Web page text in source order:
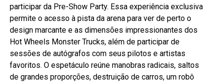
participar da Pre-Show Party. Essa experiência exclusiva
permite o acesso à pista da arena para ver de perto o
design marcante e as dimensões impressionantes dos
Hot Wheels Monster Trucks, além de participar de
sessões de autógrafos com seus pilotos e artistas
favoritos. O espetáculo reúne manobras radicais, saltos
de grandes proporções, destruição de carros, um robô